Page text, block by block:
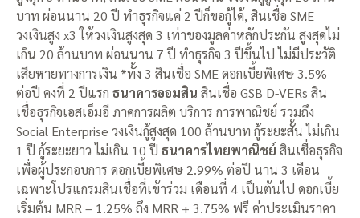
บาท ผ่อนนาน 20 ปี ทำธุรกิจแค่ 2 ปีก็ขอกู้ได้, สินเชื่อ SME
วงเงินสูง x3 ให้วงเงินสูงสุด 3 เท่าของมูลค่าหลักประกัน สูงสุดไม่
เกิน 20 ล้านบาท ผ่อนนาน 7 ปี ทำธุรกิจ 3 ปีขึ้นไป ไม่มีประวัติ
เสียหายทางการเงิน *ทั้ง 3 สินเชื่อ SME ดอกเบี้ยพิเศษ 3.5%
ต่อปี คงที่ 2 ปีแรก ธนาคารออมสิน สินเชื่อ GSB D-VERs สิน
เชื่อธุรกิจเอสเอ็มอี ภาคการผลิต บริการ การพาณิชย์ รวมถึง
Social Enterprise วงเงินกู้สูงสุด 100 ล้านบาท กู้ระยะสั้น ไม่เกิน
1 ปี กู้ระยะยาว ไม่เกิน 10 ปี ธนาคารไทยพาณิชย์ สินเชื่อธุรกิจ
เพื่อผู้ประกอบการ ดอกเบี้ยพิเศษ 2.99% ต่อปี นาน 3 เดือน
เฉพาะโปรแกรมสินเชื่อที่เข้าร่วม เดือนที่ 4 เป็นต้นไป ดอกเบี้ย
เริ่มต้น MRR – 1.25% ถึง MRR + 3.75% ฟรี ค่าประเมินราคา